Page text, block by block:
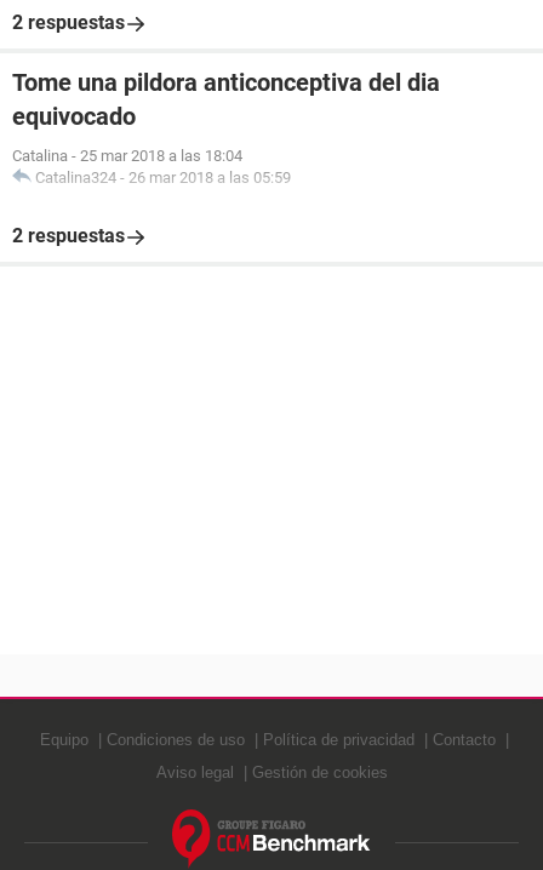
2 respuestas
Tome una pildora anticonceptiva del dia
equivocado
Catalina - 25 mar 2018 a las 18:04
Catalina324 - 26 mar 2018 a las 05:59
2 respuestas
Equipo Condiciones de uso Política de privacidad
Contacto
Aviso legal
Gestión de cookies